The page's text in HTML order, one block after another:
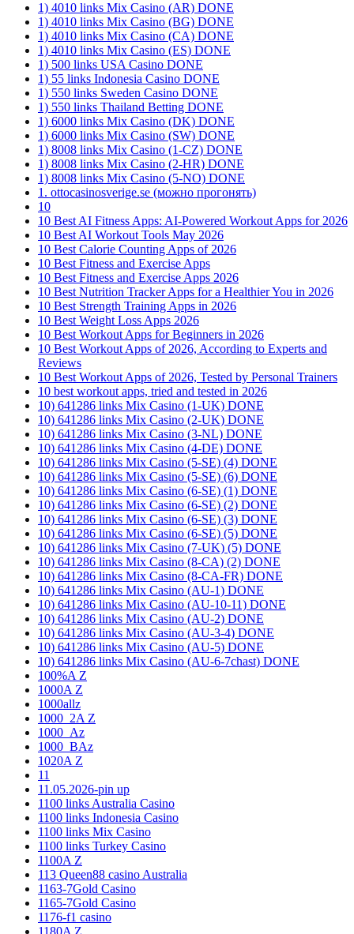
1) 4010 links Mix Casino (AR) DONE
1) 4010 links Mix Casino (BG) DONE
1) 4010 links Mix Casino (CA) DONE
1) 4010 links Mix Casino (ES) DONE
1) 500 links USA Casino DONE
1) 55 links Indonesia Casino DONE
1) 550 links Sweden Casino DONE
1) 550 links Thailand Betting DONE
1) 6000 links Mix Casino (DK) DONE
1) 6000 links Mix Casino (SW) DONE
1) 8008 links Mix Casino (1-CZ) DONE
1) 8008 links Mix Casino (2-HR) DONE
1) 8008 links Mix Casino (5-NO) DONE
1. ottocasinosverige.se (можно прогонять)
10
10 Best AI Fitness Apps: AI-Powered Workout Apps for 2026
10 Best AI Workout Tools May 2026
10 Best Calorie Counting Apps of 2026
10 Best Fitness and Exercise Apps
10 Best Fitness and Exercise Apps 2026
10 Best Nutrition Tracker Apps for a Healthier You in 2026
10 Best Strength Training Apps in 2026
10 Best Weight Loss Apps 2026
10 Best Workout Apps for Beginners in 2026
10 Best Workout Apps of 2026, According to Experts and
Reviews
10 Best Workout Apps of 2026, Tested by Personal Trainers
10 best workout apps, tried and tested in 2026
10) 641286 links Mix Casino (1-UK) DONE
10) 641286 links Mix Casino (2-UK) DONE
10) 641286 links Mix Casino (3-NL) DONE
10) 641286 links Mix Casino (4-DE) DONE
10) 641286 links Mix Casino (5-SE) (4) DONE
10) 641286 links Mix Casino (5-SE) (6) DONE
10) 641286 links Mix Casino (6-SE) (1) DONE
10) 641286 links Mix Casino (6-SE) (2) DONE
10) 641286 links Mix Casino (6-SE) (3) DONE
10) 641286 links Mix Casino (6-SE) (5) DONE
10) 641286 links Mix Casino (7-UK) (5) DONE
10) 641286 links Mix Casino (8-CA) (2) DONE
10) 641286 links Mix Casino (8-CA-FR) DONE
10) 641286 links Mix Casino (AU-1) DONE
10) 641286 links Mix Casino (AU-10-11) DONE
10) 641286 links Mix Casino (AU-2) DONE
10) 641286 links Mix Casino (AU-3-4) DONE
10) 641286 links Mix Casino (AU-5) DONE
10) 641286 links Mix Casino (AU-6-7chast) DONE
100%A Z
1000A Z
1000allz
1000_2A Z
1000_Az
1000_BAz
1020A Z
11
11.05.2026-pin up
1100 links Australia Casino
1100 links Indonesia Casino
1100 links Mix Casino
1100 links Turkey Casino
1100A Z
113 Queen88 casino Australia
1163-7Gold Casino
1165-7Gold Casino
1176-f1 casino
1180A Z